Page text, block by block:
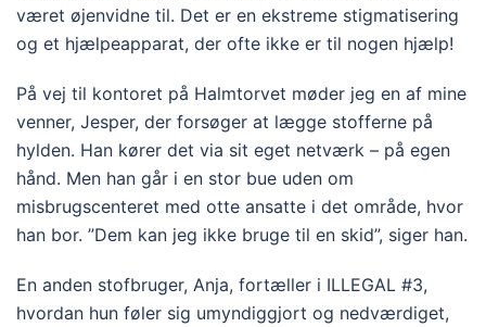
været øjenvidne til. Det er en ekstreme stigmatisering
og et hjælpeapparat, der ofte ikke er til nogen hjælp!
På vej til kontoret på Halmtorvet møder jeg en af mine
venner, Jesper, der forsøger at lægge stofferne på
hylden. Han kører det via sit eget netværk – på egen
hånd. Men han går i en stor bue uden om
misbrugscenteret med otte ansatte i det område, hvor
han bor. ”Dem kan jeg ikke bruge til en skid”, siger han.
En anden stofbruger, Anja, fortæller i ILLEGAL #3,
hvordan hun føler sig umyndiggjort og nedværdiget,